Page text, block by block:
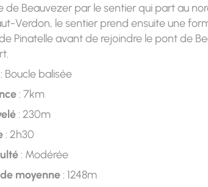
de Beauvezer par le sentier qui part au
Verdon, le sentier prend ensuite une
Pinatelle avant de rejoindre le pont de
Boucle balisée
: 7km
: 230m
: 2h30
: Modérée
moyenne: 1248m